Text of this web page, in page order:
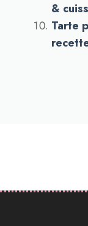
&
Tarte